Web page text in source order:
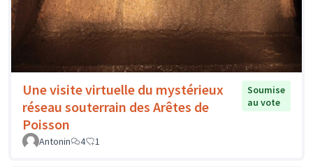
Une visite virtuelle du mystérieux
réseau souterrain des Arêtes de
Poisson
Soumise
au vote
Antonin 4 1